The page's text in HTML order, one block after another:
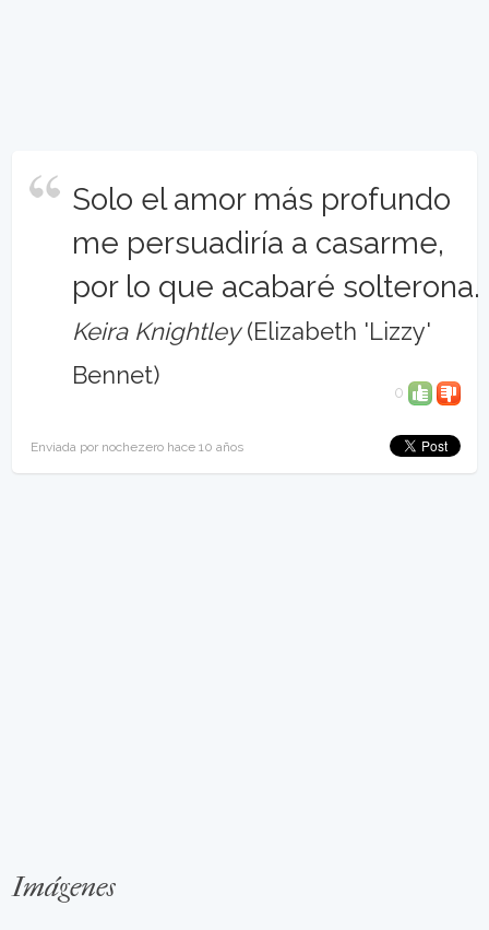
Solo el amor más profundo
me persuadiría a casarme,
por lo que acabaré solterona.
Keira Knightley(Elizabeth 'Lizzy'
Bennet)
0
Enviada por nochezero hace 10 años
Imágenes